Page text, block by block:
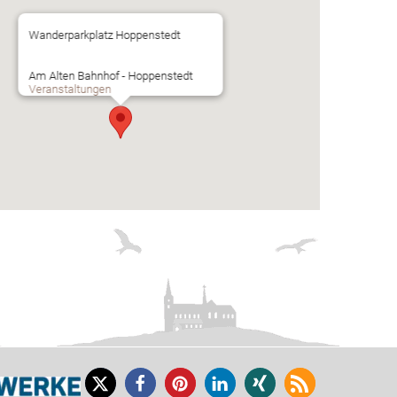
Wanderparkplatz Hoppenstedt
Am Alten Bahnhof - Hoppenstedt
Veranstaltungen